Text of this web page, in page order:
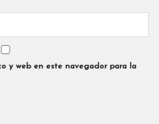
y web en este navegador para la